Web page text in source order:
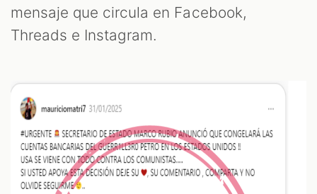
mensaje que circula en Facebook,
Threads e Instagram.